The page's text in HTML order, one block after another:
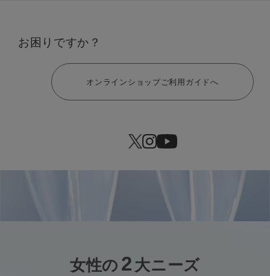
お困りですか？
オンラインショップご利用ガイドへ
女性の 2 大ニーズ